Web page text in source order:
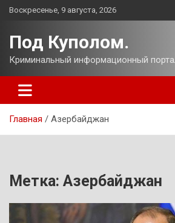
Перейти
Воскресенье, 9 августа, 2026
Под Куполом.
Криминальный информационный
Главная Азербайджан
Метка: Азербайджан